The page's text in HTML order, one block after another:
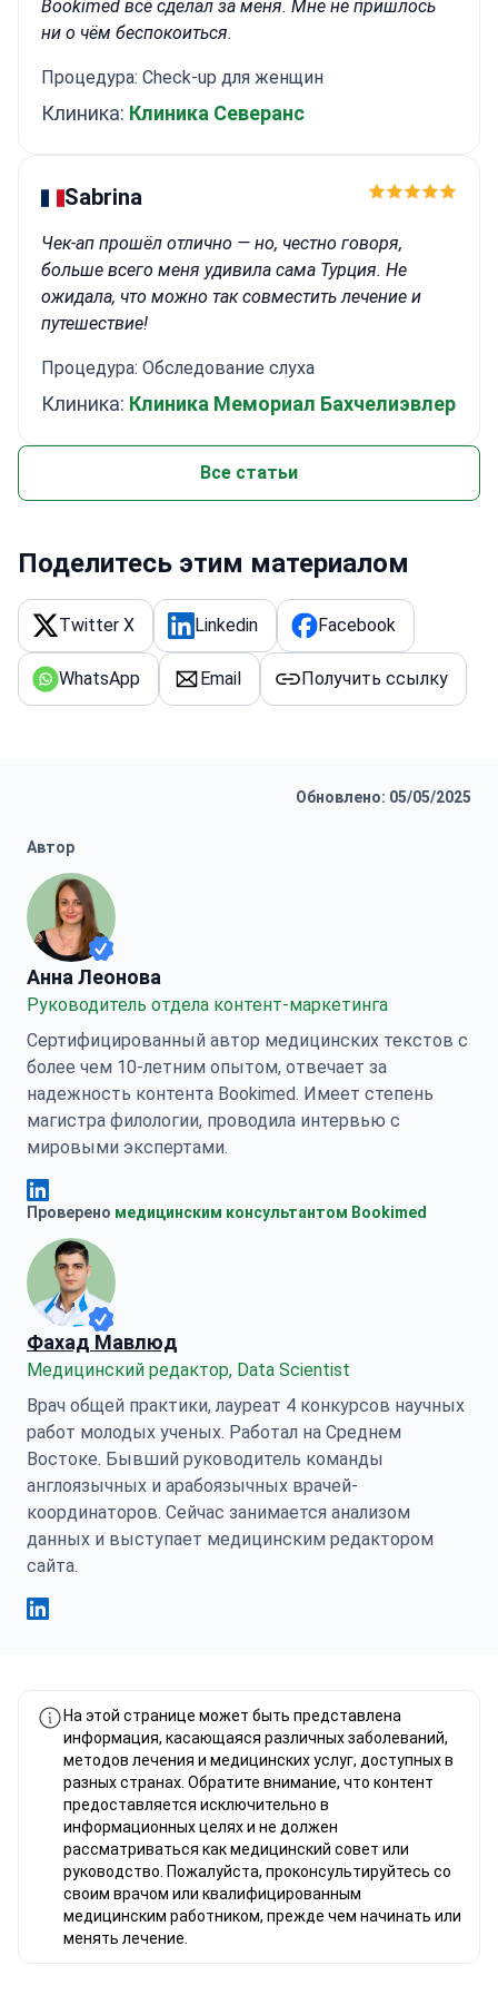
Bookimed всё сделал за меня. Мне не пришлось
ни о чём беспокоиться.
Процедура: Check-up для женщин
Клиника: Клиника Северанс
Sabrina
Чек-ап прошёл отлично — но, честно говоря,
больше всего меня удивила сама Турция. Не
ожидала, что можно так совместить лечение и
путешествие!
Процедура: Обследование слуха
Клиника: Клиника Мемориал Бахчелиэвлер
Все статьи
Поделитесь этим материалом
Twitter X Linkedin Facebook
WhatsApp Email Получить ссылку
Обновлено: 05/05/2025
Автор
Анна Леонова
Анна Леонова
Руководитель отдела контент-маркетинга
Сертифицированный автор медицинских текстов с
более чем 10-летним опытом, отвечает за
надежность контента Bookimed. Имеет степень
магистра филологии, проводила интервью с
мировыми экспертами.
Анна Леонова Linkedin
Проверено медицинским консультантом Bookimed
Фахад Мавлюд
Медицинский редактор, Data Scientist
Врач общей практики, лауреат 4 конкурсов научных
работ молодых ученых. Работал на Среднем
Востоке. Бывший руководитель команды
англоязычных и арабоязычных врачей-
координаторов. Сейчас занимается анализом
данных и выступает медицинским редактором
сайта.
На этой странице может быть представлена
информация, касающаяся различных заболеваний,
методов лечения и медицинских услуг, доступных в
разных странах. Обратите внимание, что контент
предоставляется исключительно в
информационных целях и не должен
рассматриваться как медицинский совет или
руководство. Пожалуйста, проконсультируйтесь со
своим врачом или квалифицированным
медицинским работником, прежде чем начинать или
менять лечение.